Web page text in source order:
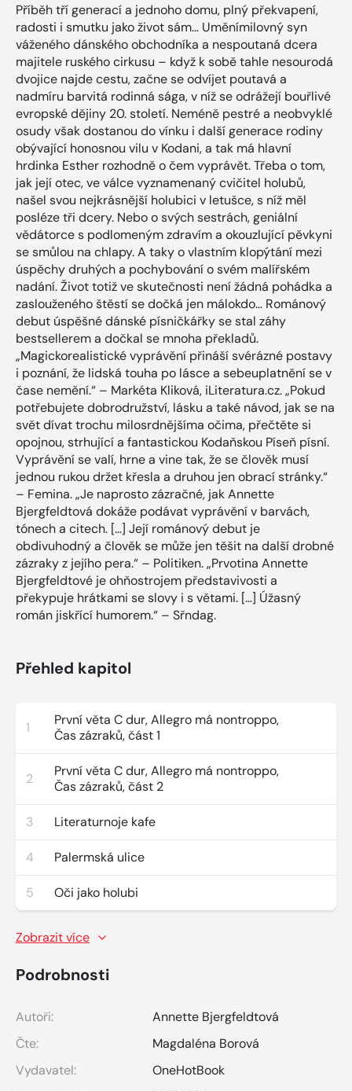
Příběh tří generací a jednoho domu, plný překvapení,
radosti i smutku jako život sám… Uměnímilovný syn
váženého dánského obchodníka a nespoutaná dcera
majitele ruského cirkusu – když k sobě tahle nesourodá
dvojice najde cestu, začne se odvíjet poutavá a
nadmíru barvitá rodinná sága, v níž se odrážejí bouřlivé
evropské dějiny 20. století. Neméně pestré a neobvyklé
osudy však dostanou do vínku i další generace rodiny
obývající honosnou vilu v Kodani, a tak má hlavní
hrdinka Esther rozhodně o čem vyprávět. Třeba o tom,
jak její otec, ve válce vyznamenaný cvičitel holubů,
našel svou nejkrásnější holubici v letušce, s níž měl
posléze tři dcery. Nebo o svých sestrách, geniální
vědátorce s podlomeným zdravím a okouzlující pěvkyni
se smůlou na chlapy. A taky o vlastním klopýtání mezi
úspěchy druhých a pochybování o svém malířském
nadání. Život totiž ve skutečnosti není žádná pohádka a
zaslouženého štěstí se dočká jen málokdo… Románový
debut úspěšné dánské písničkářky se stal záhy
bestsellerem a dočkal se mnoha překladů.
„Magickorealistické vyprávění přináší svérázné postavy
i poznání, že lidská touha po lásce a sebeuplatnění se v
čase nemění.“ – Markéta Kliková, iLiteratura.cz. „Pokud
potřebujete dobrodružství, lásku a také návod, jak se na
svět dívat trochu milosrdnějšíma očima, přečtěte si
opojnou, strhující a fantastickou Kodaňskou Píseň písní.
Vyprávění se valí, hrne a vine tak, že se člověk musí
jednou rukou držet křesla a druhou jen obrací stránky.“
– Femina. „Je naprosto zázračné, jak Annette
Bjergfeldtová dokáže podávat vyprávění v barvách,
tónech a citech. […] Její románový debut je
obdivuhodný a člověk se může jen těšit na další drobné
zázraky z jejího pera.“ – Politiken. „Prvotina Annette
Bjergfeldtové je ohňostrojem představivosti a
překypuje hrátkami se slovy i s větami. […] Úžasný
román jiskřící humorem.“ – Sřndag.
Přehled kapitol
1
První věta C dur, Allegro má nontroppo,
Čas zázraků, část 1
2
První věta C dur, Allegro má nontroppo,
Čas zázraků, část 2
3 Literaturnoje kafe
4 Palermská ulice
5 Oči jako holubi
Zobrazit více
Podrobnosti
Autoři:
Annette Bjergfeldtová
Čte:
Magdaléna Borová
Vydavatel:
OneHotBook